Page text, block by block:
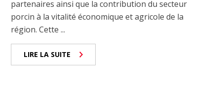
partenaires ainsi que la contribution du secteur
porcin à la vitalité économique et agricole de la
région. Cette ...
LIRE LA SUITE